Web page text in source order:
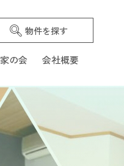
物件を探す
の会 会社概要